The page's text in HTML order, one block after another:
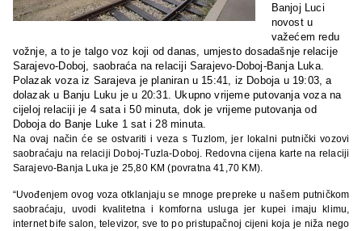
Banjoj Luci
novost u
važećem redu
vožnje, a to je talgo voz koji od danas, umjesto dosadašnje relacije
Sarajevo-Doboj, saobraća na relaciji Sarajevo-Doboj-Banja Luka.
Polazak voza iz Sarajeva je planiran u 15:41, iz Doboja u 19:03, a
dolazak u Banju Luku je u 20:31. Ukupno vrijeme putovanja voza na
cijeloj relaciji je 4 sata i 50 minuta, dok je vrijeme putovanja od
Doboja do Banje Luke 1 sat i 28 minuta.
Na ovaj način će se ostvariti i veza s Tuzlom, jer lokalni putnički vozovi
saobraćaju na relaciji Doboj-Tuzla-Doboj. Redovna cijena karte na relaciji
Sarajevo-Banja Luka je 25,80 KM (povratna 41,70 KM).
“Uvođenjem ovog voza otklanjaju se mnoge prepreke u našem putničkom
saobraćaju, uvodi kvalitetna i komforna usluga jer kupei imaju klimu,
internet bife salon, televizor, sve to po pristupačnoj cijeni koja je niža nego